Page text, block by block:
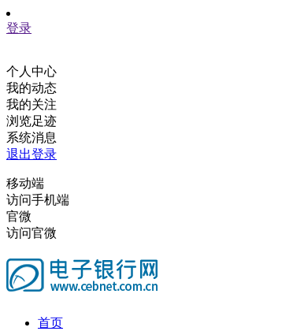
登录
个人中心
我的动态
我的关注
浏览足迹
系统消息
退出登录
移动端
访问手机端
官微
访问官微
首页